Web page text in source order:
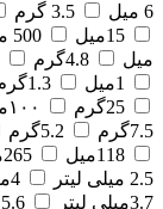
6 میل
3.5 گرم
15میل
500 میل
میل
4.8گرم
1میل
1.3گرم
25گرم
۱۰۰میل
7.5گرم
5.2گرم
118میل
265میل
2.5 میلی لیتر
4میل
3.7میلی لیتر
5.6میل